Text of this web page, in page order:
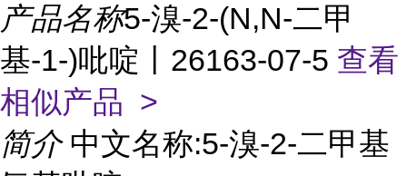
产品名称5-溴-2-(N,N-二甲
基-1-)吡啶丨26163-07-5 查看
相似产品 >
简介 中文名称:5-溴-2-二甲基